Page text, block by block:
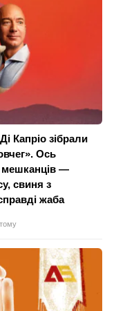
Капріо зібрали
Ось
мешканців —
свиня з
жаба